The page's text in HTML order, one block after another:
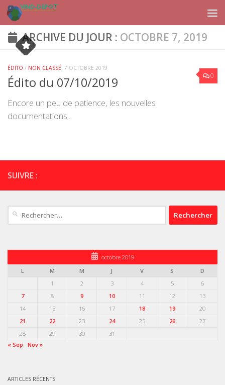
Skip to content
ARCHIVE DU JOUR : OCTOBRE 7, 2019
0
ÉDITO / NON CLASSÉ 7 OCTOBRE 2019
Édito du 07/10/2019
Encore un peu de patience, les nouvelles
documentations...
SUIVRE :
Rechercher :
octobre 2019
L
M M J V S
D
1
2 3 4 5
6
7
8 9 10 11 12
13
14
15 16 17 18 19
20
21
22 23 24 25 26
27
28
29 30
31
« Sep
Nov »
ARTICLES RÉCENTS